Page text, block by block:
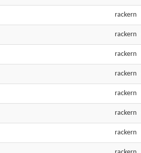
rackern
rackern
rackern
rackern
rackern
rackern
rackern